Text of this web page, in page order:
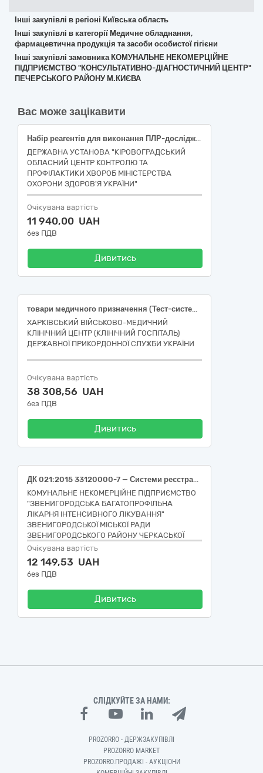
Інші закупівлі в регіоні Київська область
Інші закупівлі в категорії Медичне обладнання,
фармацевтична продукція та засоби особистої гігієни
Інші закупівлі замовника КОМУНАЛЬНЕ НЕКОМЕРЦІЙНЕ
ПІДПРИЄМСТВО "КОНСУЛЬТАТИВНО-ДІАГНОСТИЧНИЙ ЦЕНТР"
ПЕЧЕРСЬКОГО РАЙОНУ М.КИЄВА
Вас може зацікавити
Набір реагентів для виконання ПЛР-досліджень клінічного та біологічного матеріалу: НК 024:2023: 49964 Hantavirus, нуклеїнова кислота IVD (діагностика in vitro ), набір, аналіз нуклеїнових кислот, НК 031:2024: W0105040514 – Хантавірус/Буньявірус – NA реактиви; НК 024:2023:52521-Екстракція/ізоляція нуклеїнових кислот, набір IVD; НК 031:2024: W0105900101 РЕАКТИВИ ДЛЯ ЕКСТРАКЦІЇ І ПІДГОТОВКИ ДНК ТА/АБО РНК: БАКТЕРІЇ ТА/АБО ВІРУСИ. Код ДК 021:2015:33120000-7 Системи реєстрації медичної інформації та дослідне обладнання
ДЕРЖАВНА УСТАНОВА "КІРОВОГРАДСЬКИЙ
ОБЛАСНИЙ ЦЕНТР КОНТРОЛЮ ТА
ПРОФІЛАКТИКИ ХВОРОБ МІНІСТЕРСТВА
ОХОРОНИ ЗДОРОВ'Я УКРАЇНИ"
Очікувана вартість
11 940,00 UAH
без ПДВ
Дивитись
товари медичного призначення (Тест-системи для аналізатора Easy Reader +)
ХАРКІВСЬКИЙ ВІЙСЬКОВО-МЕДИЧНИЙ
КЛІНІЧНИЙ ЦЕНТР (КЛІНІЧНИЙ ГОСПІТАЛЬ)
ДЕРЖАВНОЇ ПРИКОРДОННОЇ СЛУЖБИ УКРАЇНИ
Очікувана вартість
38 308,56 UAH
без ПДВ
Дивитись
ДК 021:2015 33120000-7 — Системи реєстрації медичної інформації та дослідне обладнання. Комплект електродів до електрокардіографа, сумісний з електрокардіографом ЮКАРД-100 або еквівалент (кабель пацієнта, 6 грудних електродів-присосок, 4 кінцівкові електроди-прищіпки) НК 024:2023 – 42489 ).
КОМУНАЛЬНЕ НЕКОМЕРЦІЙНЕ ПІДПРИЄМСТВО
"ЗВЕНИГОРОДСЬКА БАГАТОПРОФІЛЬНА
ЛІКАРНЯ ІНТЕНСИВНОГО ЛІКУВАННЯ"
ЗВЕНИГОРОДСЬКОЇ МІСЬКОЇ РАДИ
ЗВЕНИГОРОДСЬКОГО РАЙОНУ ЧЕРКАСЬКОЇ
ОБЛАСТІ
Очікувана вартість
12 149,53 UAH
без ПДВ
Дивитись
СЛІДКУЙТЕ ЗА НАМИ:
PROZORRO - ДЕРЖЗАКУПІВЛІ
PROZORRO MARKET
PROZORRO.ПРОДАЖІ - АУКЦІОНИ